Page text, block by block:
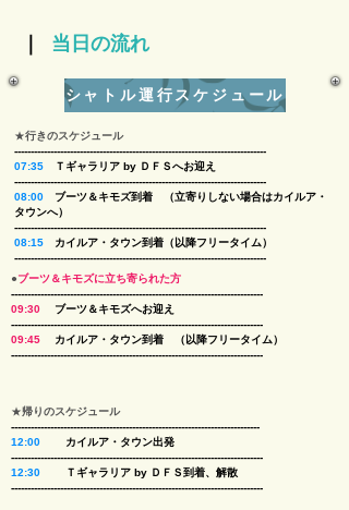
当日の流れ
シャトル運行スケジュール
​★行きのスケジュール
-----------------------------------------------------------------------------
07:35
Ｔギャラリア by ＤＦＳへお迎え
----------------------------------------------------------------------------- ​
08:00
ブーツ＆キモズ到着 （立寄りしない場合はカイルア・
タウンへ） ​
​-----------------------------------------------------------------------------
08:15
カイルア・タウン到着（以降フリータイム）
-----------------------------------------------------------------------------
​●ブーツ＆キモズに立ち寄られた方
-----------------------------------------------------------------------------
09:30 ブーツ＆キモズへお迎え
----------------------------------------------------------------------------- ​
09:45 カイルア・タウン到着 （以降フリータイム） ​
​-----------------------------------------------------------------------------
​★帰りのスケジュール
----------------------------------------------------------------------------
12:00 カイルア・タウン出発
----------------------------------------------------------------------------- ​
12:30 Ｔギャラリア by ＤＦＳ到着、解散
​-----------------------------------------------------------------------------